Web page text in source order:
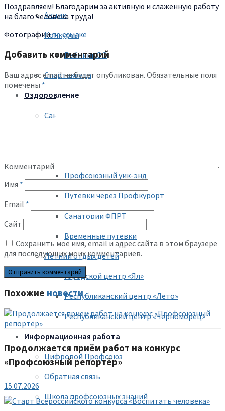
Акции
Конкурсы
Рейтинг ОО
Спартакиада
Оздоровление
Санаторное оздоровление взрослых
Профсоюзный уик-энд
Путевки через Профкурорт
Санатории ФПРТ
Временные путевки
Летний отдых детей
Городской центр «Ял»
Республиканский центр «Лето»
Республиканский центр «Черноморец»
Информационная работа
Цифровой Профсоюз
Обратная связь
Школа профсоюзных знаний
Поздравляем! Благодарим за активную и слаженную работу
на благо человека труда!
Фотографиипо ссылке
Добавить комментарий
Ваш адрес email не будет опубликован. Обязательные поля
помечены *
Комментарий
Имя *
Email *
Сайт
Сохранить моё имя, email и адрес сайта в этом браузере
для последующих моих комментариев.
Похожие новости
Продолжается приём работ на конкурс
«Профсоюзный репортёр»
15.07.2026